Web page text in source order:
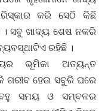
କରି ସେଠି କିଛି
ସବୁ ଖାଦ୍ୟ ଶେଷ ନକରି
ରହିଛି ।
ଭୂମିକା ଅତ୍ୟନ୍ତ
ଗରୀବ ହେଉ ସବୁରି ଘରେ
ସମୟ ଓ ସମ୍ବଳର